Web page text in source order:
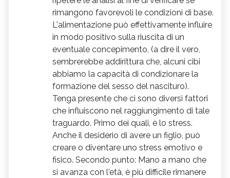
rimangono favorevoli le condizioni di base.
L'alimentazione può effettivamente influire
in modo positivo sulla riuscita di un
eventuale concepimento, (a dire il vero,
sembrerebbe addirittura che, alcuni cibi
abbiamo la capacità di condizionare la
formazione del sesso del nascituro).
Tenga presente che ci sono diversi fattori
che influiscono nel raggiungimento di tale
traguardo. Primo dei quali, è lo stress.
Anche il desiderio di avere un figlio, può
creare o diventare uno stress emotivo e
fisico. Secondo punto: Mano a mano che
si avanza con l'età, è più difficile rimanere